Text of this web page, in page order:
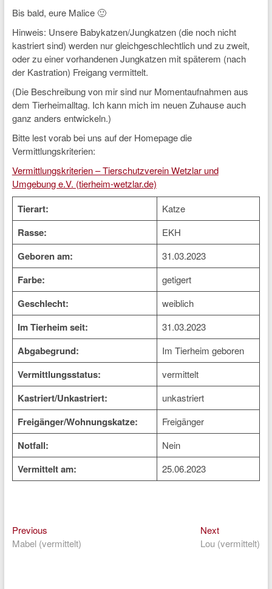
Bis bald, eure Malice 🙂
Hinweis: Unsere Babykatzen/Jungkatzen (die noch nicht
kastriert sind) werden nur gleichgeschlechtlich und zu zweit,
oder zu einer vorhandenen Jungkatzen mit späterem (nach
der Kastration) Freigang vermittelt.
(Die Beschreibung von mir sind nur Momentaufnahmen aus
dem Tierheimalltag. Ich kann mich im neuen Zuhause auch
ganz anders entwickeln.)
Bitte lest vorab bei uns auf der Homepage die
Vermittlungskriterien:
Vermittlungskriterien – Tierschutzverein Wetzlar und
Umgebung e.V. (tierheim-wetzlar.de)
Tierart: Katze
Rasse: EKH
Geboren am: 31.03.2023
Farbe: getigert
Geschlecht: weiblich
Im Tierheim seit: 31.03.2023
Abgabegrund: Im Tierheim geboren
Vermittlungsstatus: vermittelt
Kastriert/Unkastriert: unkastriert
Freigänger/Wohnungskatze: Freigänger
Notfall: Nein
Vermittelt am: 25.06.2023
Beitragsnavigation
PreviousPrevious
post:
Mabel (vermittelt)
NextNext
post:
Lou (vermittelt)